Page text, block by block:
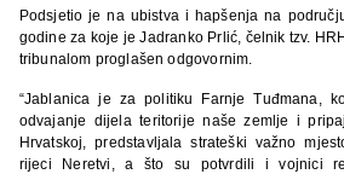
Podsjetio je na ubistva i hapšenja na
godine za koje je Jadranko Prlić, čelnik tzv.
tribunalom proglašen odgovornim.
“Jablanica je za politiku Farnje Tuđmana,
odvajanje dijela teritorije naše zemlje i
Hrvatskoj, predstavljala strateški važno
rijeci Neretvi, a što su potvrdili i vojnici